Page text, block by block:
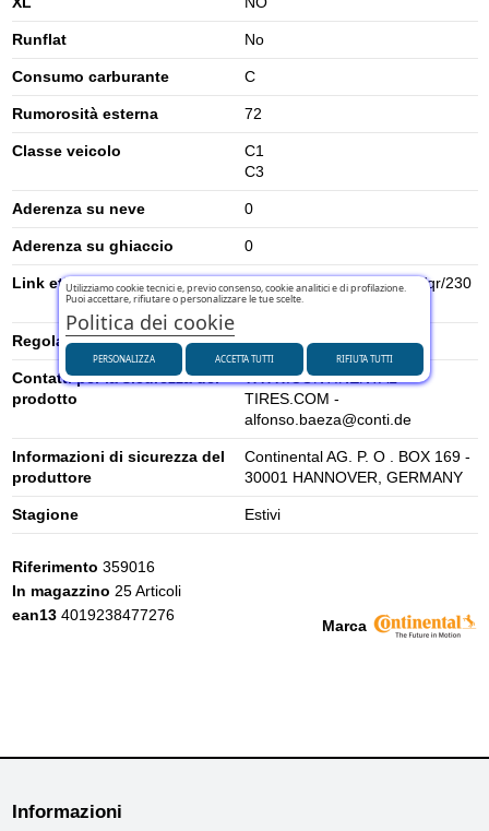
Runflat No
Consumo carburante C
Rumorosità esterna 72
Classe veicolo
C1
C3
Aderenza su neve 0
Aderenza su ghiaccio 0
Link etichetta energetica UE
https://eprel.ec.europa.eu/qr/230
2333
Regolamento UE (2020/740) 2020/740
Contatti per la sicurezza del
prodotto
WWW.CONTINENTAL-
TIRES.COM -
alfonso.baeza@conti.de
Informazioni di sicurezza del
produttore
Continental AG. P. O . BOX 169 -
30001 HANNOVER, GERMANY
Stagione Estivi
Marca
Riferimento 359016
In magazzino 25 Articoli
ean13 4019238477276
Informazioni
Utilizziamo cookie tecnici e, previo consenso, cookie analitici e di profilazione.
Puoi accettare, rifiutare o personalizzare le tue scelte.
Politica dei cookie
PERSONALIZZA RIFIUTA TUTTI
ACCETTA TUTTI